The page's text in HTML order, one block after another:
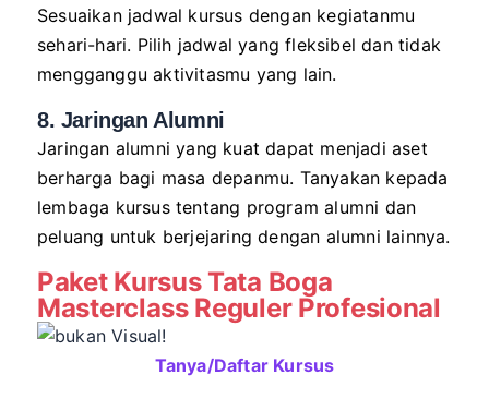
Sesuaikan jadwal kursus dengan kegiatanmu
sehari-hari. Pilih jadwal yang fleksibel dan tidak
mengganggu aktivitasmu yang lain.
8. Jaringan Alumni
Jaringan alumni yang kuat dapat menjadi aset
berharga bagi masa depanmu. Tanyakan kepada
lembaga kursus tentang program alumni dan
peluang untuk berjejaring dengan alumni lainnya.
Paket Kursus Tata Boga
Masterclass Reguler Profesional
Tanya/Daftar Kursus